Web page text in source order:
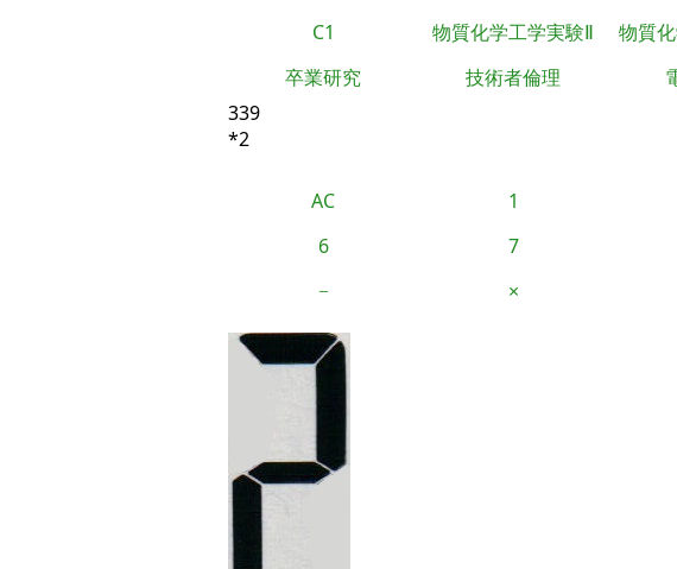
C1 物質化学工学実験Ⅱ 物質
卒業研究
技術者倫理
339
*2
AC 1
6
7
−
×